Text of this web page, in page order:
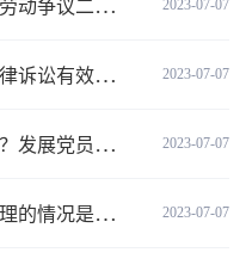
2023-07-07
还可以上诉吗？
2023-07-07
效期是多久？
2023-07-07
哪些？ 全球消息
2023-07-07
什么时候可以再起诉？